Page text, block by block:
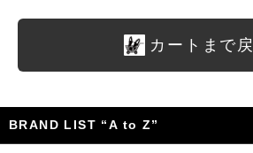
カートまで
BRAND LIST “A to Z”